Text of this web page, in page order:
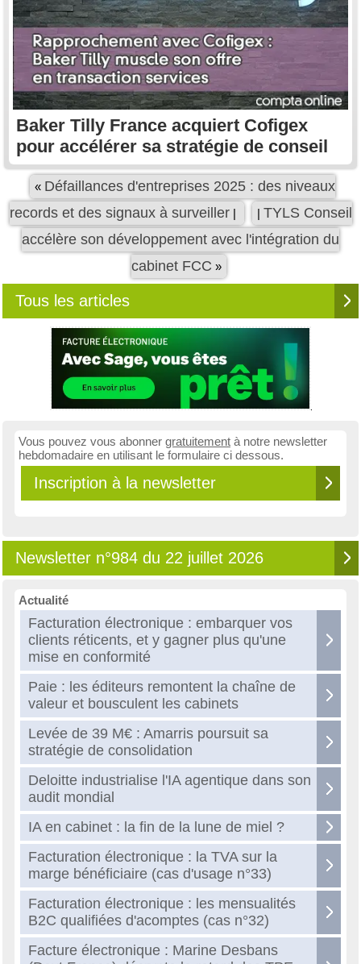
Baker Tilly France acquiert Cofigex
pour accélérer sa stratégie de conseil
« Défaillances d'entreprises 2025 : des niveaux
records et des signaux à surveiller| | TYLS Conseil
accélère son développement avec l'intégration du
cabinet FCC »
Tous les articles
Vous pouvez vous abonner gratuitement à notre newsletter
hebdomadaire en utilisant le formulaire ci dessous.
Inscription à la newsletter
Newsletter n°984 du 22 juillet 2026
Actualité
Facturation électronique : embarquer vos
clients réticents, et y gagner plus qu'une
mise en conformité
Paie : les éditeurs remontent la chaîne de
valeur et bousculent les cabinets
Levée de 39 M€ : Amarris poursuit sa
stratégie de consolidation
Deloitte industrialise l'IA agentique dans son
audit mondial
IA en cabinet : la fin de la lune de miel ?
Facturation électronique : la TVA sur la
marge bénéficiaire (cas d'usage n°33)
Facturation électronique : les mensualités
B2C qualifiées d'acomptes (cas n°32)
Facture électronique : Marine Desbans